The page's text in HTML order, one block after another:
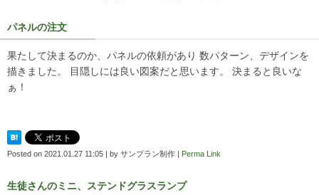
パネルの注文
果たして決まるのか、パネルの依頼があり 数パターン、デザインを
描きました。 目隠しには良い図案だと思います。 決まると良いな
ぁ！
Posted on 2021.01.27 11:05 | by サンプラン制作 | Perma Link
生徒さんのミニ、ステンドグラスランプ